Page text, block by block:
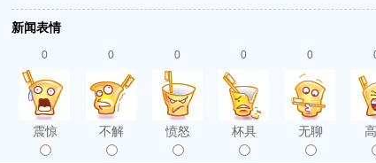
新闻表情
0
震惊
0
不解
0
愤怒
0
杯具
0
无聊